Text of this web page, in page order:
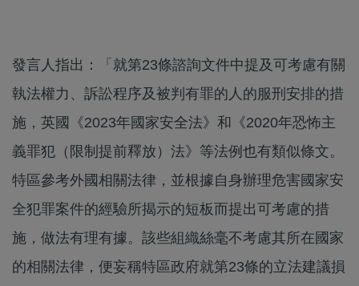
發言人指出：「就第23條諮詢文件中提及可考慮有關
執法權力、訴訟程序及被判有罪的人的服刑安排的措
施，英國《2023年國家安全法》和《2020年恐怖主
義罪犯（限制提前釋放）法》等法例也有類似條文。
特區參考外國相關法律，並根據自身辦理危害國家安
全犯罪案件的經驗所揭示的短板而提出可考慮的措
施，做法有理有據。該些組織絲毫不考慮其所在國家
的相關法律，便妄稱特區政府就第23條的立法建議損